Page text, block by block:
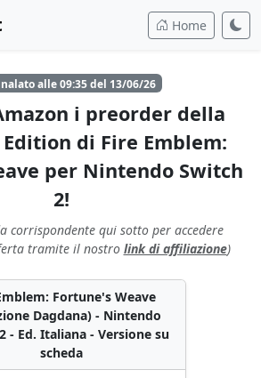
Home
alle 09:35 del 13/06/26
i preorder della
di Fire Emblem:
per Nintendo Switch
2!
corrispondente qui sotto per accedere
tramite il nostro link di affiliazione)
Fortune's Weave
Dagdana) - Nintendo
- Ed. Italiana - Versione su
scheda